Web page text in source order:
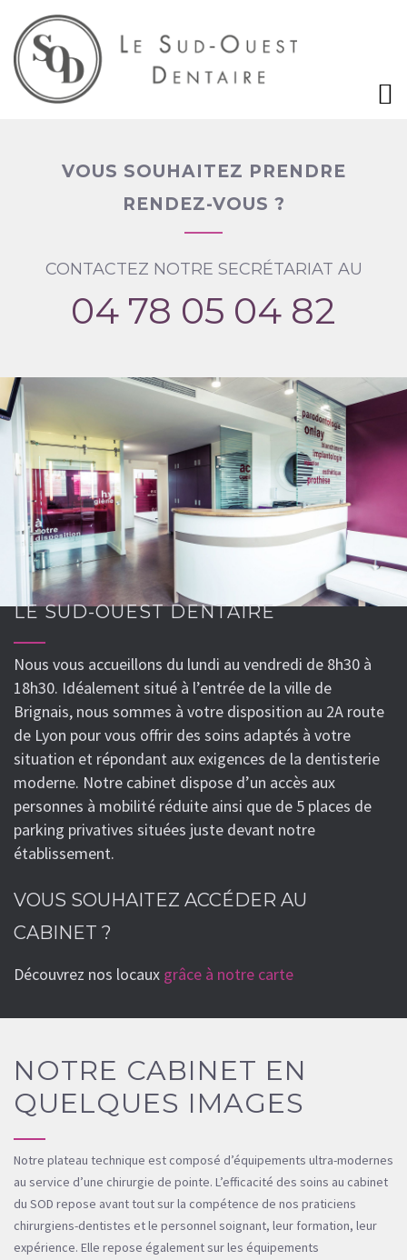
VOUS SOUHAITEZ PRENDRE
RENDEZ-VOUS ?
CONTACTEZ NOTRE SECRÉTARIAT AU
04 78 05 04 82
LE SUD-OUEST DENTAIRE
Nous vous accueillons du lundi au vendredi de 8h30 à
18h30. Idéalement situé à l’entrée de la ville de
Brignais, nous sommes à votre disposition au 2A route
de Lyon pour vous offrir des soins adaptés à votre
situation et répondant aux exigences de la dentisterie
moderne. Notre cabinet dispose d’un accès aux
personnes à mobilité réduite ainsi que de 5 places de
parking privatives situées juste devant notre
établissement.
VOUS SOUHAITEZ ACCÉDER AU
CABINET ?
Découvrez nos locaux grâce à notre carte
NOTRE CABINET EN
QUELQUES IMAGES
Notre plateau technique est composé d’équipements ultra-modernes
au service d’une chirurgie de pointe. L’efficacité des soins au cabinet
du SOD repose avant tout sur la compétence de nos praticiens
chirurgiens-dentistes et le personnel soignant, leur formation, leur
expérience. Elle repose également sur les équipements